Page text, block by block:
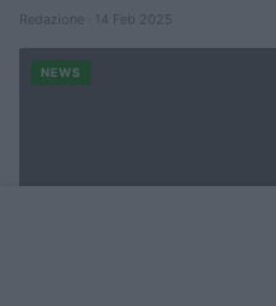
Redazione · 14 Feb 2025
NEWS